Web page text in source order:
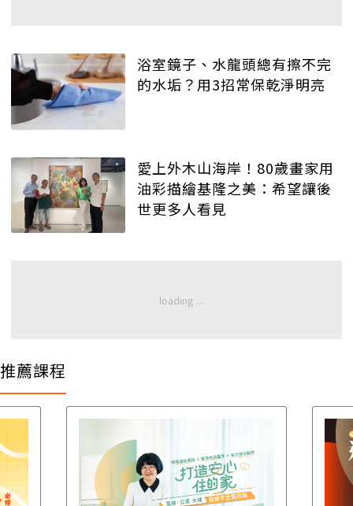
浴室鏡子、水龍頭總有擦不完
的水垢？用3招常保乾淨明亮
愛上外木山海岸！80歲畫家用
油彩描繪基隆之美：希望讓後
世更多人看見
推薦課程